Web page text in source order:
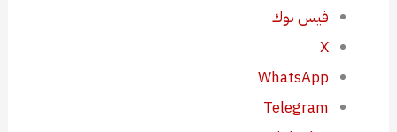
فيس بوك
X
WhatsApp
Telegram